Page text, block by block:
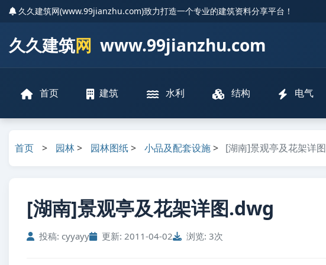
久久建筑网(www.99jianzhu.com)致力打造一个专业的建筑资料分享平台！
久久建筑网 www.99jianzhu.com
首页 建筑 水利 结构 电气
首页 > 园林> 园林图纸> 小品及配套设施> [湖南]景观亭及花架详图
[湖南]景观亭及花架详图.dwg
投稿: cyyayy 更新: 2011-04-02 浏览: 3次